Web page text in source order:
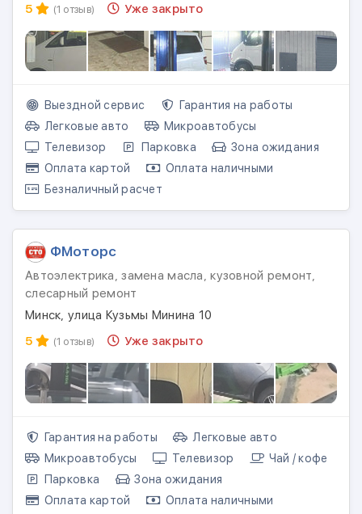
5
(1 отзыв) Уже закрыто
Выездной сервис
Гарантия на работы
Легковые авто
Микроавтобусы
Телевизор
Парковка
Зона ожидания
Оплата картой
Оплата наличными
Безналичный расчет
ФМоторс
Автоэлектрика, замена масла, кузовной ремонт,
слесарный ремонт
Минск, улица Кузьмы Минина 10
5
(1 отзыв) Уже закрыто
Гарантия на работы
Легковые авто
Микроавтобусы
Телевизор
Чай / кофе
Парковка
Зона ожидания
Оплата картой
Оплата наличными